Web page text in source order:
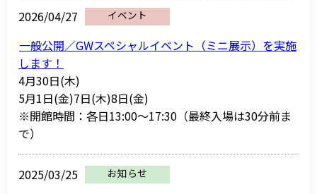
2026/04/27 イベント
一般公開／GWスペシャルイベント（ミニ展示）を実施
します！
4月30日(木)
5月1日(金)7日(木)8日(金)
※開館時間：各日13:00～17:30（最終入場は30分前ま
で）
2025/03/25 お知らせ